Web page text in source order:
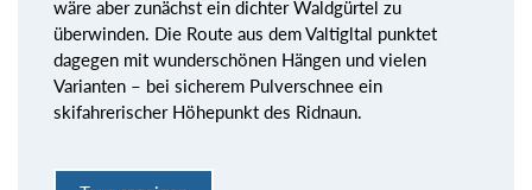
wäre aber zunächst ein dichter Waldgürtel zu
überwinden. Die Route aus dem Valtigltal punktet
dagegen mit wunderschönen Hängen und vielen
Varianten – bei sicherem Pulverschnee ein
skifahrerischer Höhepunkt des Ridnaun.